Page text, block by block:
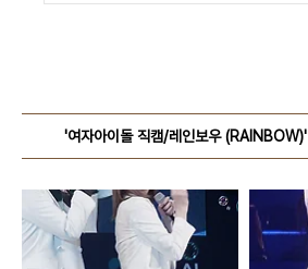
'여자아이돌 직캠/레인보우 (RAINBOW)'